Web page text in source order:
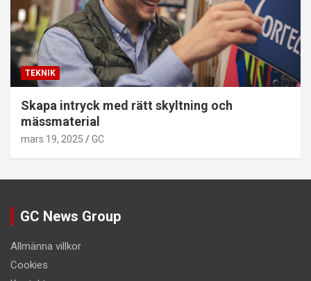
TEKNIK
Skapa intryck med rätt skyltning och
mässmaterial
mars 19, 2025 GC
GC News Group
Allmänna villkor
Cookies